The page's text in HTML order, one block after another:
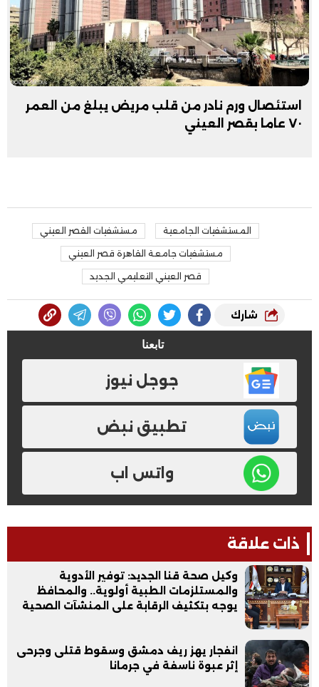
استئصال ورم نادر من قلب مريض يبلغ من العمر
٧٠ عاما بقصر العيني
المستشفيات الجامعية مستشفيات القصر العيني
مستشفيات جامعة القاهرة قصر العيني
قصر العيني التعليمي الجديد
شارك
تابعنا
جوجل نيوز
تطبيق نبض
واتس اب
ذات علاقة
وكيل صحة قنا الجديد: توفير الأدوية
والمستلزمات الطبية أولوية.. والمحافظ
يوجه بتكثيف الرقابة على المنشآت الصحية
انفجار يهز ريف دمشق وسقوط قتلى وجرحى
إثر عبوة ناسفة في جرمانا